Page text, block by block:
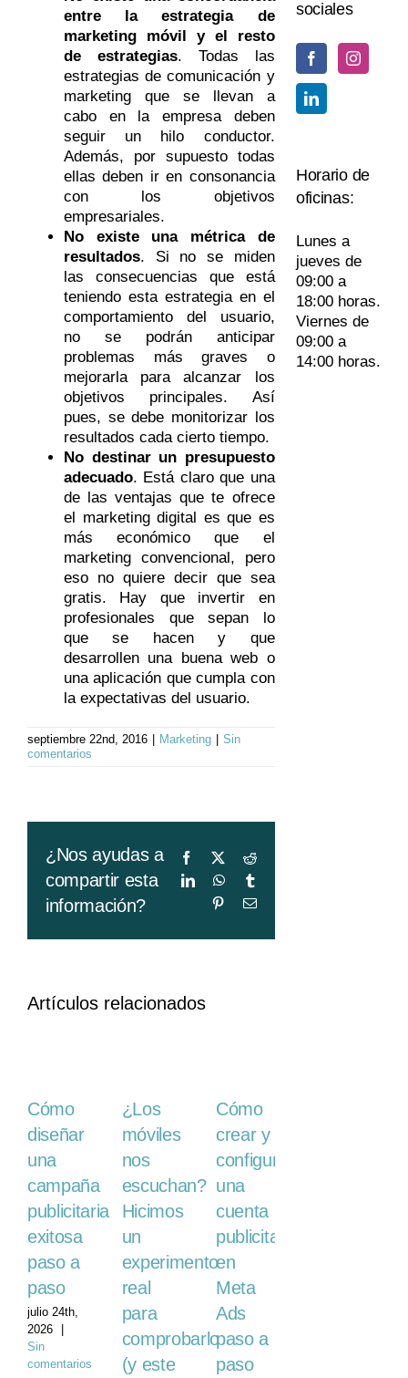
entre la estrategia de
marketing móvil y el resto
de estrategias. Todas las
estrategias de comunicación y
marketing que se llevan a
cabo en la empresa deben
seguir un hilo conductor.
Además, por supuesto todas
ellas deben ir en consonancia
con los objetivos
empresariales.
No existe una métrica de
resultados. Si no se miden
las consecuencias que está
teniendo esta estrategia en el
comportamiento del usuario,
no se podrán anticipar
problemas más graves o
mejorarla para alcanzar los
objetivos principales. Así
pues, se debe monitorizar los
resultados cada cierto tiempo.
No destinar un presupuesto
adecuado. Está claro que una
de las ventajas que te ofrece
el marketing digital es que es
más económico que el
marketing convencional, pero
eso no quiere decir que sea
gratis. Hay que invertir en
profesionales que sepan lo
que se hacen y que
desarrollen una buena web o
una aplicación que cumpla con
la expectativas del usuario.
septiembre 22nd, 2016 | Marketing | Sin
comentarios
¿Nos ayudas a
compartir esta
información?
Facebook
X
Reddit
LinkedInWhatsApp
PinterestCorreo
Artículos relacionados
Cómo
diseñar
una
campaña
publicitaria
exitosa
paso a
paso
julio 24th,
2026
|
Sin
comentarios
¿Los
móviles
nos
escuchan?
Hicimos
un
experimento
real
para
comprobarlo
(y este
Cómo
crear y
configurar
una
cuenta
publicitaria
en
Meta
Ads
paso a
paso
sociales
Horario de
oficinas:
Lunes a
jueves de
09:00 a
18:00 horas.
Viernes de
09:00 a
14:00 horas.